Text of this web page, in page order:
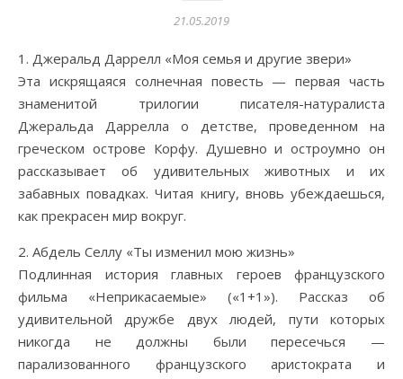
21.05.2019
1. Джеральд Даррелл «Моя семья и другие звери»
Эта искрящаяся солнечная повесть — первая часть
знаменитой трилогии писателя-натуралиста
Джеральда Даррелла о детстве, проведенном на
греческом острове Корфу. Душевно и остроумно он
рассказывает об удивительных животных и их
забавных повадках. Читая книгу, вновь убеждаешься,
как прекрасен мир вокруг.
2. Абдель Селлу «Ты изменил мою жизнь»
Подлинная история главных героев французского
фильма «Неприкасаемые» («1+1»). Рассказ об
удивительной дружбе двух людей, пути которых
никогда не должны были пересечься —
парализованного французского аристократа и